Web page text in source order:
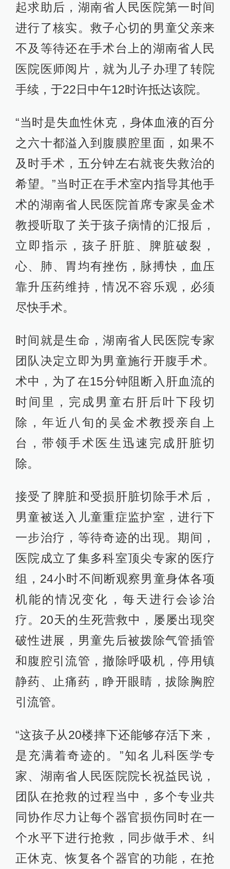
起求助后，湖南省人民医院第一时间
进行了核实。救子心切的男童父亲来
不及等待还在手术台上的湖南省人民
医院医师阅片，就为儿子办理了转院
手续，于22日中午12时许抵达该院。
“当时是失血性休克，身体血液的百分
之六十都溢入到腹膜腔里面，如果不
及时手术，五分钟左右就丧失救治的
希望。”当时正在手术室内指导其他手
术的湖南省人民医院首席专家吴金术
教授听取了关于孩子病情的汇报后，
立即指示，孩子肝脏、脾脏破裂，
心、肺、胃均有挫伤，脉搏快，血压
靠升压药维持，情况不容乐观，必须
尽快手术。
时间就是生命，湖南省人民医院专家
团队决定立即为男童施行开腹手术。
术中，为了在15分钟阻断入肝血流的
时间里，完成男童右肝后叶下段切
除，年近八旬的吴金术教授亲自上
台，带领手术医生迅速完成肝脏切
除。
接受了脾脏和受损肝脏切除手术后，
男童被送入儿童重症监护室，进行下
一步治疗，等待奇迹的出现。期间，
医院成立了集多科室顶尖专家的医疗
组，24小时不间断观察男童身体各项
机能的情况变化，每天进行会诊治
疗。20天的生死营救中，屡屡出现突
破性进展，男童先后被拨除气管插管
和腹腔引流管，撤除呼吸机，停用镇
静药、止痛药，睁开眼睛，拔除胸腔
引流管。
“这孩子从20楼摔下还能够存活下来，
是充满着奇迹的。”知名儿科医学专
家、湖南省人民医院院长祝益民说，
团队在抢救的过程当中，多个专业共
同协作尽力让每个器官损伤同时在一
个水平下进行抢救，同步做手术、纠
正休克、恢复各个器官的功能，在抢